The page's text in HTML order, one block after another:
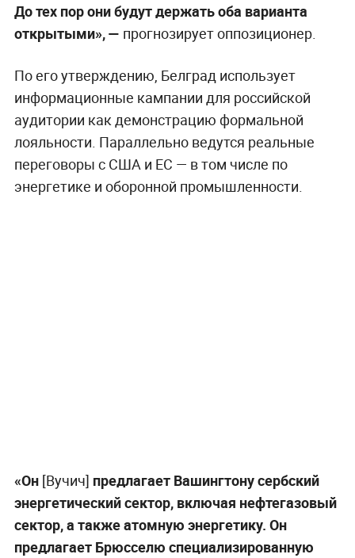
До тех пор они будут держать оба варианта
открытыми», — прогнозирует оппозиционер.
По его утверждению, Белград использует
информационные кампании для российской
аудитории как демонстрацию формальной
лояльности. Параллельно ведутся реальные
переговоры с США и ЕС — в том числе по
энергетике и оборонной промышленности.
«Он [Вучич] предлагает Вашингтону сербский
энергетический сектор, включая нефтегазовый
сектор, а также атомную энергетику. Он
предлагает Брюсселю специализированную